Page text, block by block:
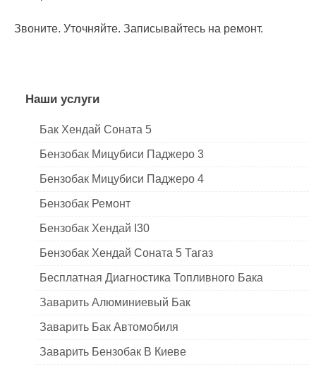
Звоните. Уточняйте. Записывайтесь на ремонт.
Наши услуги
Бак Хендай Соната 5
Бензобак Мицубиси Паджеро 3
Бензобак Мицубиси Паджеро 4
Бензобак Ремонт
Бензобак Хендай I30
Бензобак Хендай Соната 5 Тагаз
Бесплатная Диагностика Топливного Бака
Заварить Алюминиевый Бак
Заварить Бак Автомобиля
Заварить Бензобак В Киеве